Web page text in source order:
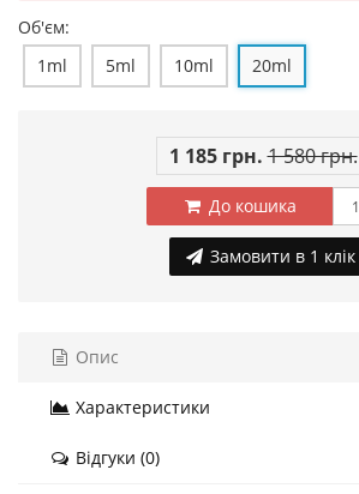
Об'єм:
1ml
5ml 10ml 20ml
1 185 грн. 1 580 грн.
До кошика
Замовити в 1 клік
Опис
Характеристики
Відгуки (0)